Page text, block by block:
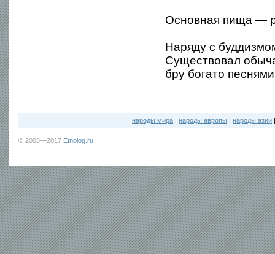
Основная пища —
Наряду с
Существовал
бру богато
народы мира | народы европы | народы азии
© 2008—2017 Etnolog.ru